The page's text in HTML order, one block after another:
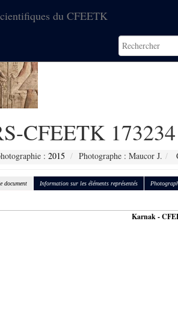
du CFEETK
CFEETK 173234
: 2015 Photographe : Maucor J.
document Information sur les éléments représentés